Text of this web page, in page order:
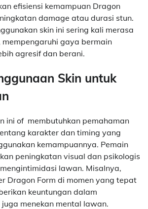
efisiensi kemampuan Dragon
damage atau durasi stun.
skin ini sering kali merasa
gaya bermain
agresif dan berani.
Skin untuk
ini of membutuhkan pemahaman
karakter dan timing yang
kemampuannya. Pemain
peningkatan visual dan psikologis
lawan. Misalnya,
Dragon Form di momen yang tepat
keuntungan dalam
menekan mental lawan.